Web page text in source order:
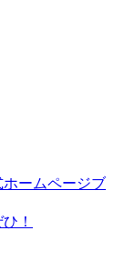
ホームページブ
！